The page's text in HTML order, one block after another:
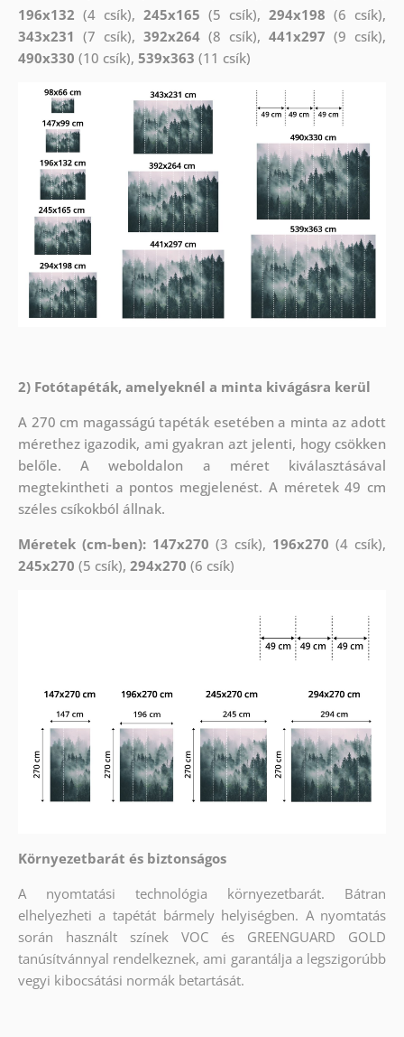
196x132 (4 csík), 245x165 (5 csík),294x198 (6 csík),
343x231 (7 csík), 392x264 (8 csík),441x297 (9 csík),
490x330 (10 csík), 539x363 (11 csík)
2) Fotótapéták, amelyeknél a minta kivágásra kerül
A 270 cm magasságú tapéták esetében a minta az adott
mérethez igazodik, ami gyakran azt jelenti, hogy csökken
belőle. A weboldalon a méret kiválasztásával
megtekintheti a pontos megjelenést. A méretek 49 cm
széles csíkokból állnak.
Méretek (cm-ben): 147x270 (3 csík), 196x270 (4 csík),
245x270 (5 csík), 294x270 (6 csík)
Környezetbarát és biztonságos
A nyomtatási technológia környezetbarát. Bátran
elhelyezheti a tapétát bármely helyiségben. A nyomtatás
során használt színek VOC és GREENGUARD GOLD
tanúsítvánnyal rendelkeznek, ami garantálja a legszigorúbb
vegyi kibocsátási normák betartását.